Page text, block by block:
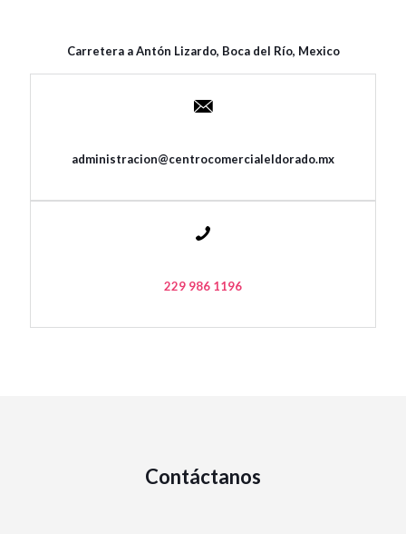
Carretera a Antón Lizardo, Boca del Río, Mexico
administracion@centrocomercialeldorado.mx
229 986 1196
Contáctanos